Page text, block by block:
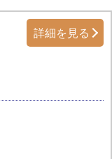
詳細を見る